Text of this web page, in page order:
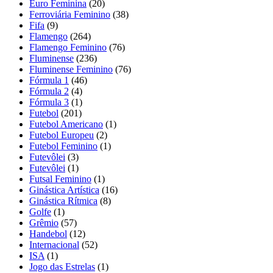
Euro Feminina (20)
Ferroviária Feminino (38)
Fifa (9)
Flamengo (264)
Flamengo Feminino (76)
Fluminense (236)
Fluminense Feminino (76)
Fórmula 1 (46)
Fórmula 2 (4)
Fórmula 3 (1)
Futebol (201)
Futebol Americano (1)
Futebol Europeu (2)
Futebol Feminino (1)
Futevôlei (3)
Futevôlei (1)
Futsal Feminino (1)
Ginástica Artística (16)
Ginástica Rítmica (8)
Golfe (1)
Grêmio (57)
Handebol (12)
Internacional (52)
ISA (1)
Jogo das Estrelas (1)